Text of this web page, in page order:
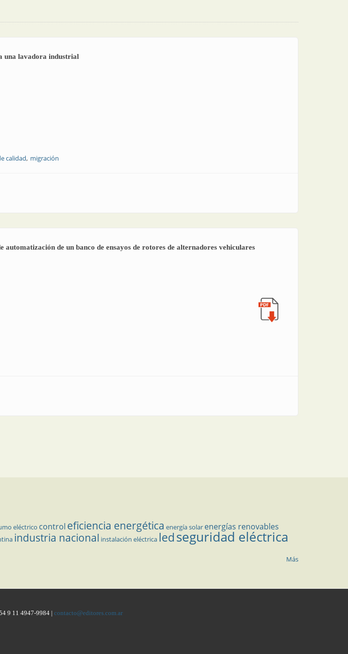
una lavadora industrial
calidad migración
para una lavadora industrial
de un banco de ensayos de rotores de alternadores vehiculares
de automatización de un banco de ensayos de rotores de alternadores vehiculares
eléctrico control eficiencia energética energía solar energías renovables
industria nacional instalación eléctrica ledseguridad eléctrica
Más
9 11 4947-9984 | contacto@editores.com.ar